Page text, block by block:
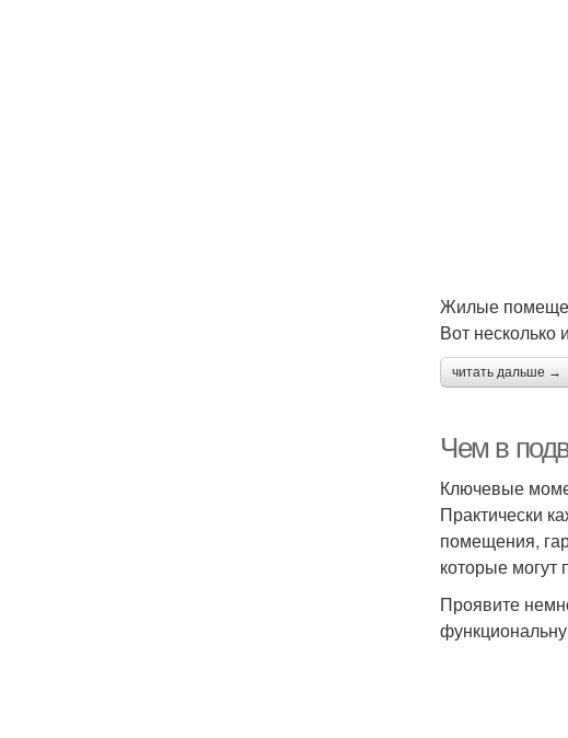
Жилые
Вот
читать дальше →
Чем в
Ключевые
Практически
помещения,
которые могут
Проявите